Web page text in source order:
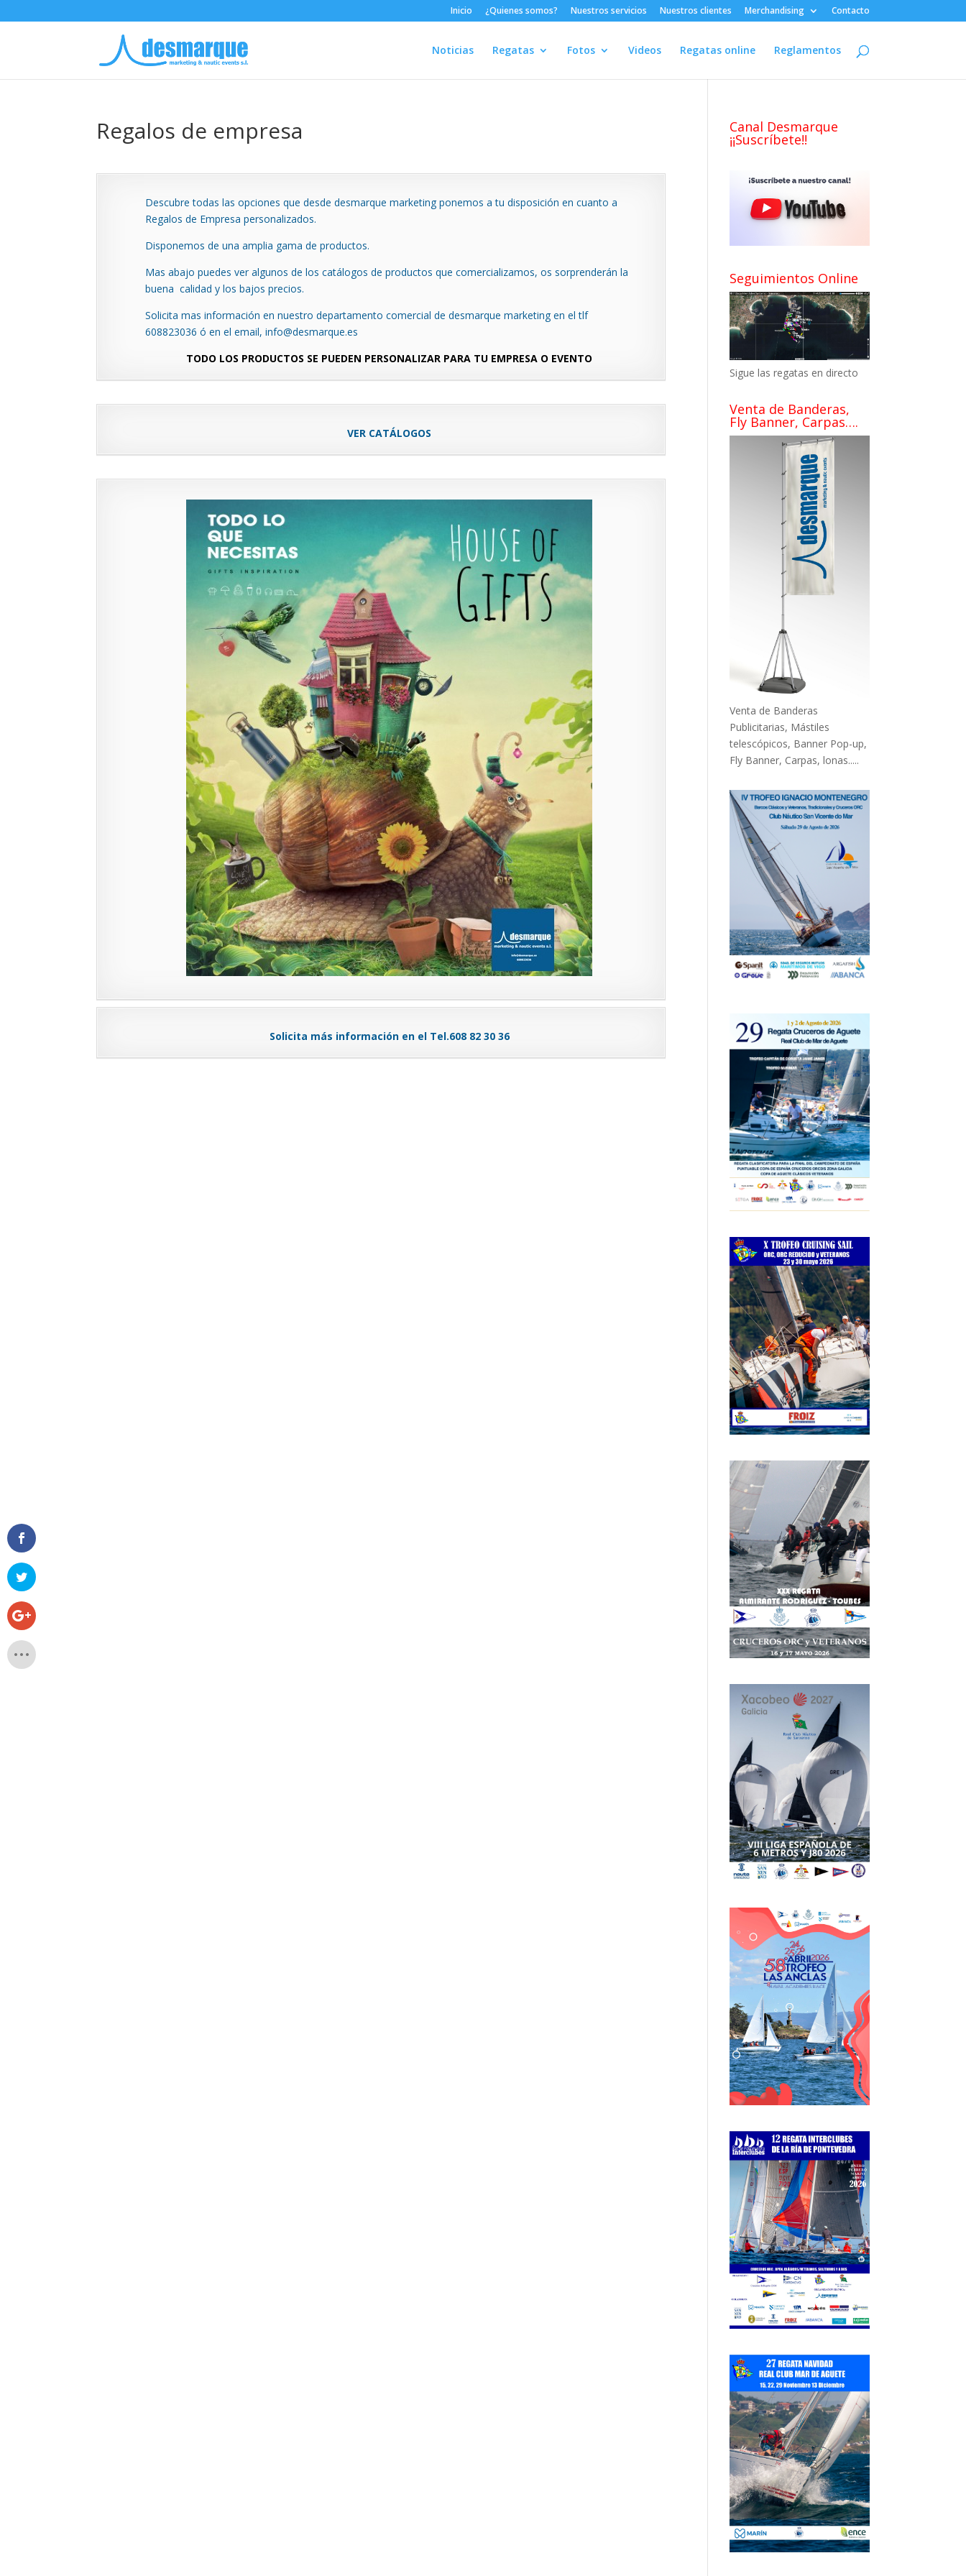
Inicio ¿Quienes somos? Nuestros servicios Nuestros clientes Merchandising Contacto
Noticias Regatas Fotos Videos Regatas online Reglamentos
Regalos de empresa
Descubre todas las opciones que desde desmarque marketing ponemos a tu disposición en cuanto a
Regalos de Empresa personalizados.
Disponemos de una amplia gama de productos.
Mas abajo puedes ver algunos de los catálogos de productos que comercializamos, os sorprenderán la
buena calidad y los bajos precios.
Solicita mas información en nuestro departamento comercial de desmarque marketing en el tlf
608823036 ó en el email, info@desmarque.es
TODO LOS PRODUCTOS SE PUEDEN PERSONALIZAR PARA TU EMPRESA O EVENTO
VER CATÁLOGOS
Solicita más información en el Tel.608 82 30 36
Canal Desmarque
¡¡Suscríbete!!
Seguimientos Online
Sigue las regatas en directo
Venta de Banderas,
Fly Banner, Carpas….
Venta de Banderas
Publicitarias, Mástiles
telescópicos, Banner Pop-up,
Fly Banner, Carpas, lonas.....